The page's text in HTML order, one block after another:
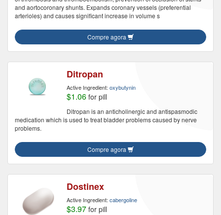
and aortocoronary shunts. Expands coronary vessels (preferential
arterioles) and causes significant increase in volume s
Compre agora
Ditropan
Active Ingredient: oxybutynin
$1.06 for pill
Ditropan is an anticholinergic and antispasmodic
medication which is used to treat bladder problems caused by nerve
problems.
Compre agora
Dostinex
Active Ingredient: cabergoline
$3.97 for pill